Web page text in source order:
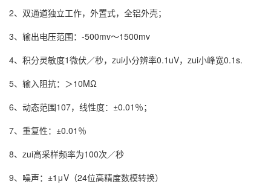
2、双通道独立工作，外置式，全铝外壳；
3、输出电压范围：-500mv～1500mv
4、积分灵敏度1微伏／秒，zui小分辨率0.1uV，zui小峰宽0.1s.
5、输入阻抗：＞10MΩ
6、动态范围107，线性度：±0.01％；
7、重复性：±0.01％
8、zui高采样频率为100次／秒
9、噪声：±1μV（24位高精度数模转换）